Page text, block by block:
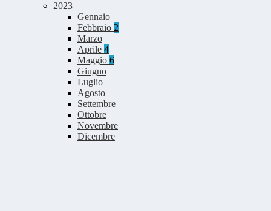
2023
Gennaio
Febbraio 2
Marzo
Aprile 4
Maggio 6
Giugno
Luglio
Agosto
Settembre
Ottobre
Novembre
Dicembre